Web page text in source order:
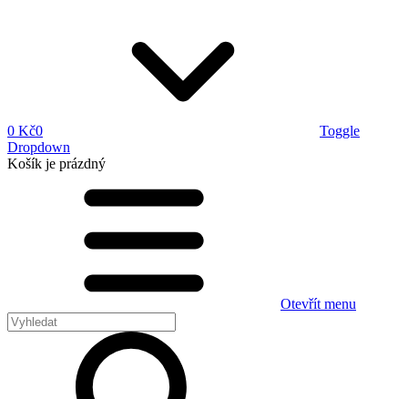
0 Kč0
Toggle
Dropdown
Košík je prázdný
Otevřít menu